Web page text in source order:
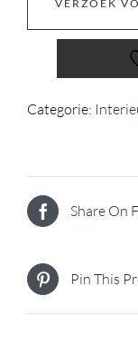
VERZOEK
Categorie:
Share On
Pin This